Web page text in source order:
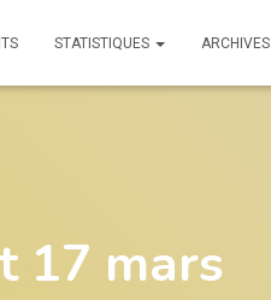
STATISTIQUES ARCHIVES
17 mars